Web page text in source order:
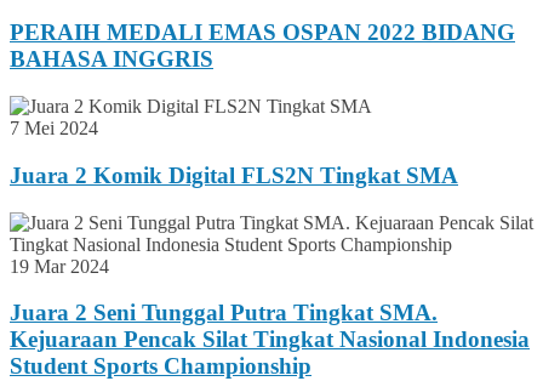
PERAIH MEDALI EMAS OSPAN 2022 BIDANG
BAHASA INGGRIS
7 Mei 2024
Juara 2 Komik Digital FLS2N Tingkat SMA
19 Mar 2024
Juara 2 Seni Tunggal Putra Tingkat SMA.
Kejuaraan Pencak Silat Tingkat Nasional Indonesia
Student Sports Championship